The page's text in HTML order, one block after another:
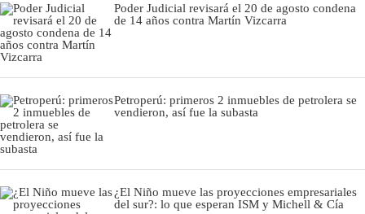
Poder Judicial revisará el 20 de agosto condena
de 14 años contra Martín Vizcarra
Petroperú: primeros 2 inmuebles de petrolera se
vendieron, así fue la subasta
¿El Niño mueve las proyecciones empresariales
del sur?: lo que esperan ISM y Michell & Cía